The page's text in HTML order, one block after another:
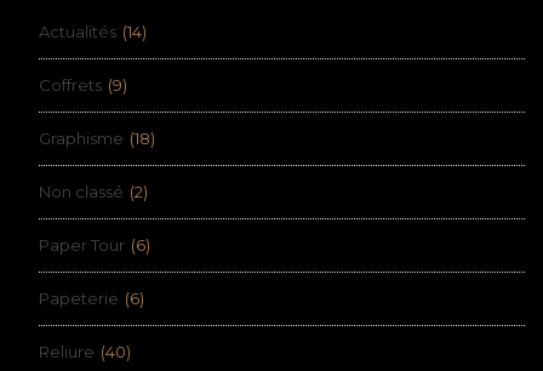
Actualités (14)
Coffrets (9)
Graphisme (18)
Non classé (2)
Paper Tour (6)
Papeterie (6)
Reliure (40)